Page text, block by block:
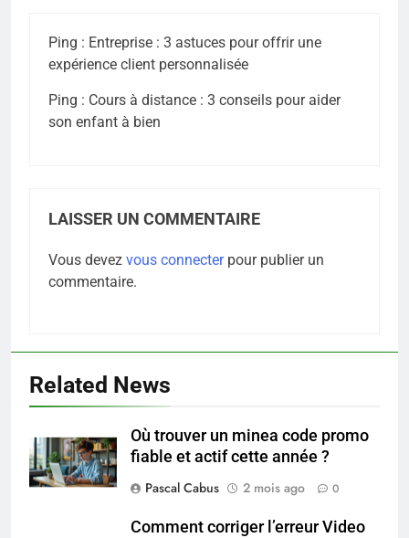
Ping : Entreprise : 3 astuces pour offrir une
expérience client personnalisée
Ping : Cours à distance : 3 conseils pour aider
son enfant à bien
LAISSER UN COMMENTAIRE
Vous devez vous connecterpour publier un
commentaire.
Related News
Où trouver un minea code promo
fiable et actif cette année ?
Pascal Cabus
2 mois ago 0
Comment corriger l’erreur Video
5
Infection chronique de l’oreille :
tout ce qu’il faut savoir sur les